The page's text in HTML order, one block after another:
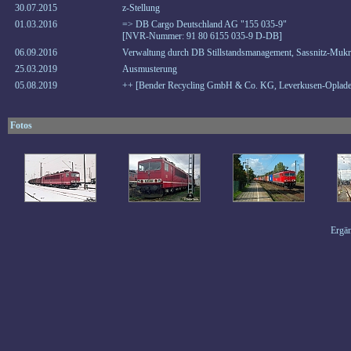
30.07.2015
z-Stellung
01.03.2016
=> DB Cargo Deutschland AG "155 035-9"
[NVR-Nummer: 91 80 6155 035-9 D-DB]
06.09.2016
Verwaltung durch DB Stillstandsmanagement, Sassnitz-
25.03.2019
Ausmusterung
05.08.2019
++ [Bender Recycling GmbH & Co. KG, Leverkusen-
Fotos